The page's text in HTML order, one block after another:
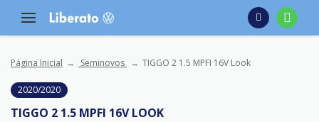
Página Inicial Seminovos TIGGO 2 1.5 MPFI 16V Look
2020/2020
TIGGO 2 1.5 MPFI 16V LOOK